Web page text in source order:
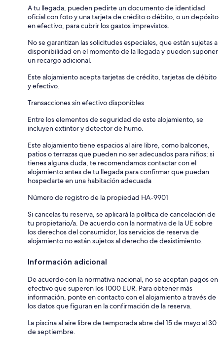
A tu llegada, pueden pedirte un documento de identidad
oficial con foto y una tarjeta de crédito o débito, o un depósito
en efectivo, para cubrir los gastos imprevistos.
No se garantizan las solicitudes especiales, que están sujetas a
disponibilidad en el momento de la llegada y pueden suponer
un recargo adicional.
Este alojamiento acepta tarjetas de crédito, tarjetas de débito
y efectivo.
Transacciones sin efectivo disponibles
Entre los elementos de seguridad de este alojamiento, se
incluyen extintor y detector de humo.
Este alojamiento tiene espacios al aire libre, como balcones,
patios o terrazas que pueden no ser adecuados para niños; si
tienes alguna duda, te recomendamos contactar con el
alojamiento antes de tu llegada para confirmar que puedan
hospedarte en una habitación adecuada
Número de registro de la propiedad HA-9901
Si cancelas tu reserva, se aplicará la política de cancelación de
tu propietario/a. De acuerdo con la normativa de la UE sobre
los derechos del consumidor, los servicios de reserva de
alojamiento no están sujetos al derecho de desistimiento.
Información adicional
De acuerdo con la normativa nacional, no se aceptan pagos en
efectivo que superen los 1000 EUR. Para obtener más
información, ponte en contacto con el alojamiento a través de
los datos que figuran en la confirmación de la reserva.
La piscina al aire libre de temporada abre del 15 de mayo al 30
de septiembre.